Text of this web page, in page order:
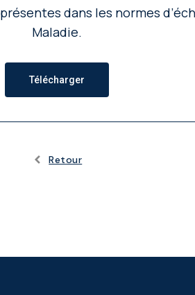
dans les normes
Maladie.
Télécharger
Retour